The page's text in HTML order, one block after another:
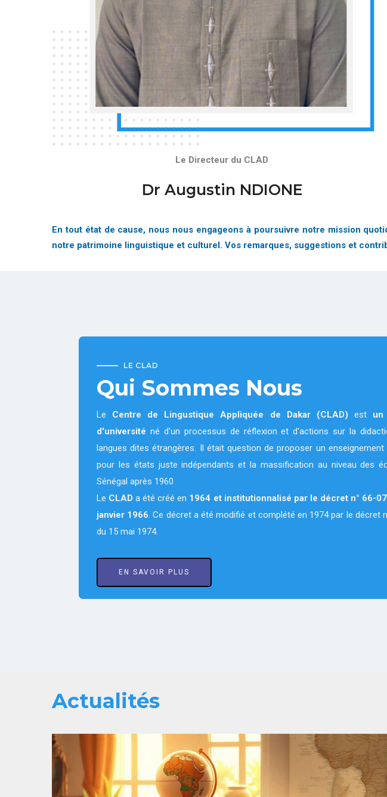
Le Directeur du CLAD
Dr Augustin NDIONE
En tout état de cause, nous nous engageons à poursuivre notre mission
notre patrimoine linguistique et culturel. Vos remarques, suggestions et
LE CLAD
Qui Sommes Nous
Le Centre de Lingustique Appliquée de Dakar (CLAD) est un
d'université né d'un processus de réflexion et d'actions sur la
langues dites étrangères. Il était question de proposer un enseignement
pour les états juste indépendants et la massification au niveau des
Sénégal après 1960
Le CLAD a été créé en 1964 et institutionnalisé par le décret n° 66-
janvier 1966. Ce décret a été modifié et complété en 1974 par le décret
du 15 mai 1974.
EN SAVOIR PLUS
Actualités